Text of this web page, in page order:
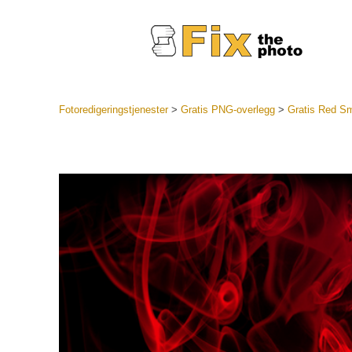
samlinger
Beste
Mobile
Fotoredigeringstjenester> Gratis PNG-overlegg> Gratis Red